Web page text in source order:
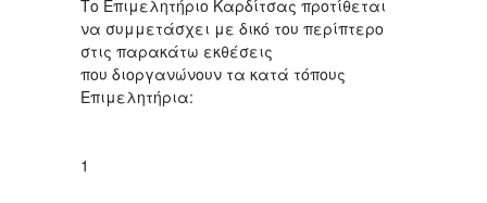
Το Επιμελητήριο Καρδίτσας προτίθεται
να συμμετάσχει με δικό του περίπτερο
στις παρακάτω εκθέσεις
που διοργανώνουν τα κατά τόπους
Επιμελητήρια:
1